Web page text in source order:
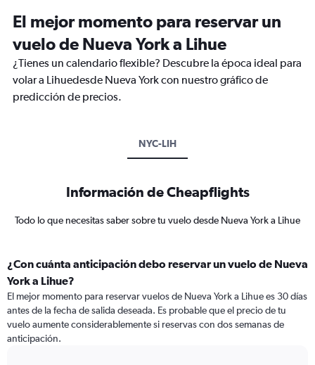
El mejor momento para reservar un
vuelo de Nueva York a Lihue
¿Tienes un calendario flexible? Descubre la época ideal para
volar a Lihuedesde Nueva York con nuestro gráfico de
predicción de precios.
NYC-LIH
Información de Cheapflights
Todo lo que necesitas saber sobre tu vuelo desde Nueva York a Lihue
¿Con cuánta anticipación debo reservar un vuelo de Nueva
York a Lihue?
El mejor momento para reservar vuelos de Nueva York a Lihue es 30 días
antes de la fecha de salida deseada. Es probable que el precio de tu
vuelo aumente considerablemente si reservas con dos semanas de
anticipación.